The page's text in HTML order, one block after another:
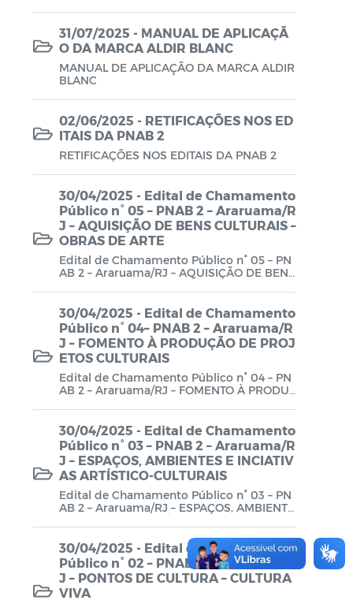
Leis Sobre o Coronavírus COVID-19
Movimentações Orçamentárias
Plano de Contratações Anual (PCA)
Planos em Função da COVID-19
Prestação de Contas de Governo
QDD - Quadro de Detalhamento das
Recursos Concedidos (AFADA,
PESTALOZZI e SÃO BENEDITO)
Relatório de Gestão Fiscal (RGF) - A partir
Relatório Resumido da Execução
Orçamentária (RREO) - A partir de 2021
Saúde - Regimento Interno
LGPD
31/07/2025 - MANUAL DE APLICAÇÃ
O DA MARCA ALDIR BLANC
MANUAL DE APLICAÇÃO DA MARCA ALDIR
BLANC
02/06/2025 - RETIFICAÇÕES NOS ED
ITAIS DA PNAB 2
RETIFICAÇÕES NOS EDITAIS DA PNAB 2
30/04/2025 - Edital de Chamamento
Público n° 05 – PNAB 2 – Araruama/R
J – AQUISIÇÃO DE BENS CULTURAIS –
OBRAS DE ARTE
Edital de Chamamento Público n° 05 – PN
AB 2 – Araruama/RJ – AQUISIÇÃO DE BENS
30/04/2025 - Edital de Chamamento
Público n° 04– PNAB 2 – Araruama/R
J – FOMENTO À PRODUÇÃO DE PROJ
ETOS CULTURAIS
Edital de Chamamento Público n° 04 – PN
AB 2 – Araruama/RJ – FOMENTO À PRODU
30/04/2025 - Edital de Chamamento
Público n° 03 – PNAB 2 – Araruama/R
J – ESPAÇOS, AMBIENTES E INCIATIV
AS ARTÍSTICO-CULTURAIS
Edital de Chamamento Público n° 03 – PN
AB 2 – Araruama/RJ – ESPAÇOS, AMBIENTE
30/04/2025 - Edital de Chamamento
Público n° 02 – PNAB 2 – Araruama/R
J – PONTOS DE CULTURA – CULTURA
VIVA